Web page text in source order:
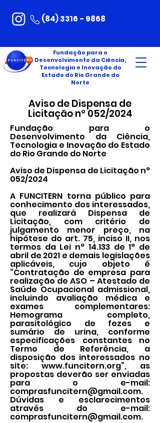
(84) 3316 - 9868
Fundação para o
Desenvolvimento da Ciência,
Tecnologia e Inovação do
Estado do Rio Grande do
Norte
Aviso de Dispensa de
Licitação n° 052/2024
Fundação para o
Desenvolvimento da Ciência,
Tecnologia e Inovação do Estado
do Rio Grande do Norte
Aviso de Dispensa de Licitação n°
052/2024
A FUNCITERN torna público para
conhecimento dos interessados,
que realizará Dispensa de
Licitação, com critério de
julgamento menor preço, na
hipótese do art. 75, inciso II, nos
termos da Lei n° 14.133 de 1° de
abril de 2021 e demais legislações
aplicáveis, cujo objeto é
“Contratação de empresa para
realização de ASO – Atestado de
Saúde Ocupacional admissional,
incluindo avaliação médica e
exames complementares:
Hemograma completo,
parasitológico de fezes e
sumário de urina, conforme
especificações constantes no
Termo de Referência, a
disposição dos interessados no
site:www.funcitern.org”, as
propostas deverão ser enviadas
para o e-mail:
comprasfuncitern@gmail.com.
Dúvidas e esclarecimentos
através do e-mail:
comprasfuncitern@gmail.com.